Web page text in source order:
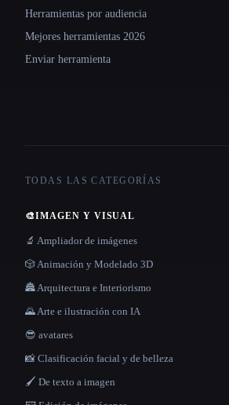
Herramientas por audiencia
Mejores herramientas 2026
Enviar herramienta
TODAS LAS CATEGORÍAS
🎨IMAGEN Y VISUAL
🔬 Ampliador de imágenes
🎲 Animación y Modelado 3D
🏯 Arquitectura e Interiorismo
🌄 Arte e ilustración con IA
😎 avatares
📸 Clasificación facial y de belleza
🖌️ De texto a imagen